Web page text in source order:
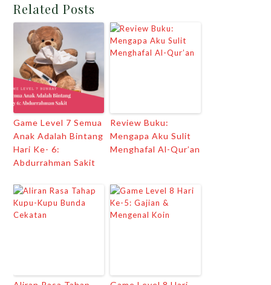
Related Posts
Game Level 7 Semua
Anak Adalah Bintang
Hari Ke- 6:
Abdurrahman Sakit
Review Buku:
Mengapa Aku Sulit
Menghafal Al-Qur’an